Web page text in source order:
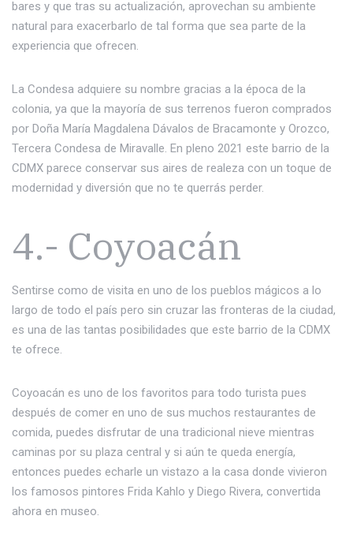
bares y que tras su actualización, aprovechan su ambiente
natural para exacerbarlo de tal forma que sea parte de la
experiencia que ofrecen.
La Condesa adquiere su nombre gracias a la época de la
colonia, ya que la mayoría de sus terrenos fueron comprados
por Doña María Magdalena Dávalos de Bracamonte y Orozco,
Tercera Condesa de Miravalle. En pleno 2021 este barrio de la
CDMX parece conservar sus aires de realeza con un toque de
modernidad y diversión que no te querrás perder.
4.- Coyoacán
Sentirse como de visita en uno de los pueblos mágicos a lo
largo de todo el país pero sin cruzar las fronteras de la ciudad,
es una de las tantas posibilidades que este barrio de la CDMX
te ofrece.
Coyoacán es uno de los favoritos para todo turista pues
después de comer en uno de sus muchos restaurantes de
comida, puedes disfrutar de una tradicional nieve mientras
caminas por su plaza central y si aún te queda energía,
entonces puedes echarle un vistazo a la casa donde vivieron
los famosos pintores Frida Kahlo y Diego Rivera, convertida
ahora en museo.